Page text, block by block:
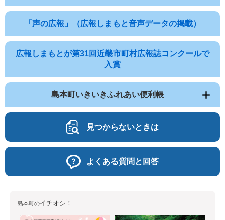
「声の広報」（広報しまもと音声データの掲載）
広報しまもとが第31回近畿市町村広報誌コンクールで
入賞
島本町いきいきふれあい便利帳
見つからないときは
よくある質問と回答
島本町のイチオシ！